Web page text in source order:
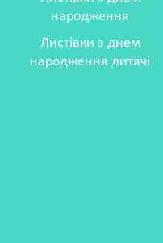
народження
Листівки з днем
народження дитячі